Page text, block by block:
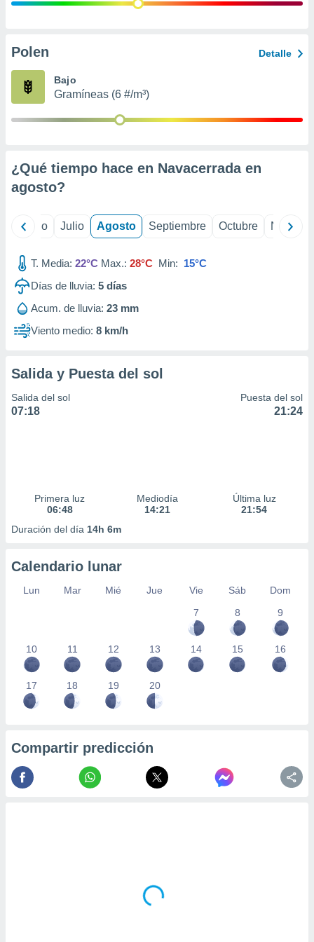
publicidad
de
Polen Detalle
Bajo
Gramíneas (6 #/m³)
¿Qué tiempo hace en Navacerrada en
agosto?
Junio Julio Agosto Septiembre Octubre
T. Media: 22°C Max.: 28°C Min: 15°C
Días de lluvia: 5 días
Acum. de lluvia: 23 mm
Viento medio: 8 km/h
Salida y Puesta del sol
Salida del sol
07:18
Puesta del sol
21:24
Primera luz
06:48
Mediodía
14:21
Última luz
21:54
Duración del día 14h 6m
Calendario lunar
Lun Mar Mié Jue Vie Sáb
Dom
7
8 9
10 11 12 13 14 15 16
17 18 19 20
Compartir predicción